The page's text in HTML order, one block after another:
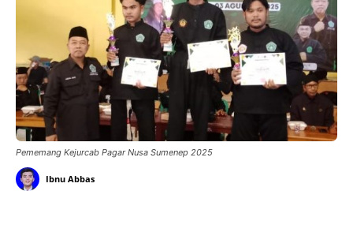
Pememang Kejurcab Pagar Nusa Sumenep 2025
Ibnu Abbas